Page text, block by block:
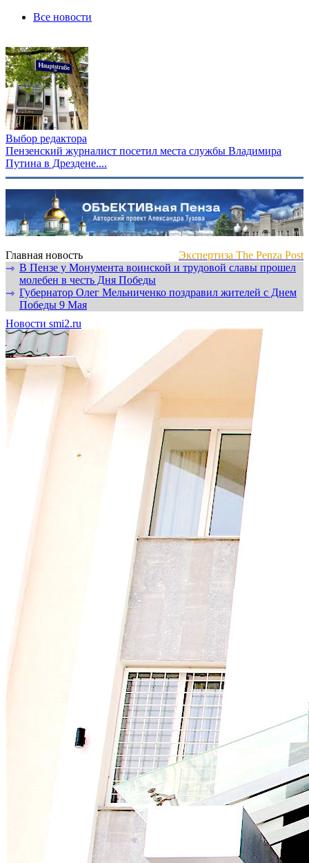
Все новости
Выбор редактора
Пензенский журналист посетил места службы Владимира
Путина в Дрездене....
Главная новость
Экспертиза The Penza Post
⇾ В Пензе у Монумента воинской и трудовой славы прошел
молебен в честь Дня Победы
⇾ Губернатор Олег Мельниченко поздравил жителей с Днем
Победы 9 Мая
Новости smi2.ru